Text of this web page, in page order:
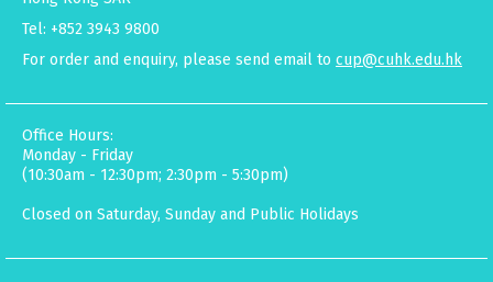
Tel: +852 3943 9800
For order and enquiry, please send email to cup@cuhk.edu.hk
Office Hours:
Monday - Friday
(10:30am - 12:30pm; 2:30pm - 5:30pm)
Closed on Saturday, Sunday and Public Holidays